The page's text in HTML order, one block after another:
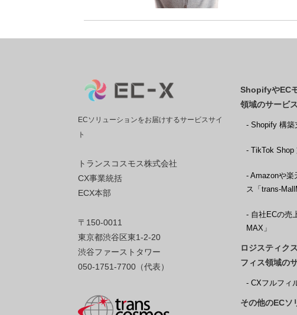
ECソリューションをお届けするサービスサイ
ト
トランスコスモス株式会社
CX事業統括
ECX本部
〒150-0011
東京都渋谷区東1-2-20
渋谷ファーストタワー
050-1751-7700（代表）
ShopifyやEC
領域のサービス
- Shopify 構築
- TikTok Shop
- Amazonや楽
ス「trans-
- 自社ECの売
MAX」
ロジスティク
フィス領域の
- CXフルフィ
その他のECソ